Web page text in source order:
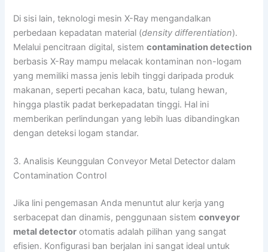
Di sisi lain, teknologi mesin X-Ray mengandalkan
perbedaan kepadatan material (density differentiation).
Melalui pencitraan digital, sistemcontamination detection
berbasis X-Ray mampu melacak kontaminan non-logam
yang memiliki massa jenis lebih tinggi daripada produk
makanan, seperti pecahan kaca, batu, tulang hewan,
hingga plastik padat berkepadatan tinggi. Hal ini
memberikan perlindungan yang lebih luas dibandingkan
dengan deteksi logam standar.
3. Analisis Keunggulan Conveyor Metal Detector dalam
Contamination Control
Jika lini pengemasan Anda menuntut alur kerja yang
serbacepat dan dinamis, penggunaan sistemconveyor
metal detector otomatis adalah pilihan yang sangat
efisien. Konfigurasi ban berjalan ini sangat ideal untuk